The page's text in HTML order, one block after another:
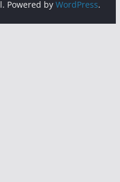
Powered by WordPress.